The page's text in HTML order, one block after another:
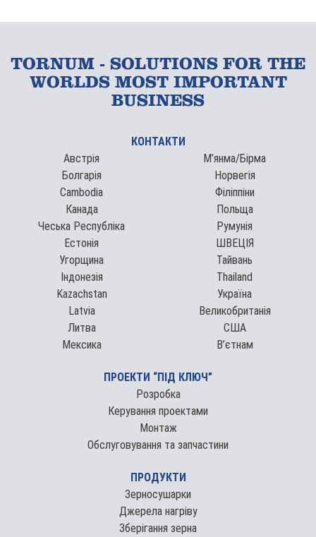
TORNUM - SOLUTIONS FOR THE
WORLDS MOST IMPORTANT
BUSINESS
КОНТАКТИ
Австрія
Болгарія
Cambodia
Канада
Чеська Республіка
Естонія
Угорщина
Індонезія
Kazachstan
Latvia
Литва
Мексика
М’янма/Бірма
Норвегія
Філіппіни
Польща
Румунія
ШВЕЦІЯ
Тайвань
Thailand
Україна
Великобританія
США
В’єтнам
ПРОЕКТИ “ПІД КЛЮЧ”
Розробка
Керування проектами
Монтаж
Обслуговування та запчастини
ПРОДУКТИ
Зерносушарки
Джерела нагріву
Зберігання зерна